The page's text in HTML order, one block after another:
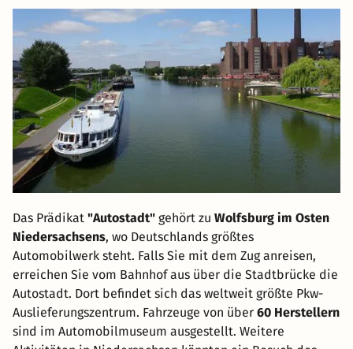
Das Prädikat "Autostadt" gehört zu Wolfsburg im Osten
Niedersachsens, wo Deutschlands größtes
Automobilwerk steht. Falls Sie mit dem Zug anreisen,
erreichen Sie vom Bahnhof aus über die Stadtbrücke die
Autostadt. Dort befindet sich das weltweit größte Pkw-
Auslieferungszentrum. Fahrzeuge von über 60 Herstellern
sind im Automobilmuseum ausgestellt. Weitere